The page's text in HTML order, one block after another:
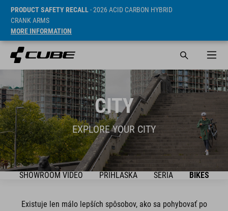
PRODUCT SAFETY RECALL- 2026 ACID CARBON HYBRID
CRANK ARMS
MORE INFORMATION
CITY
EXPLORE YOUR CITY
SHOWROOM VIDEO PRIHLÁŠKA SÉRIA BIKES
Existuje len málo lepších spôsobov, ako sa pohybovať po